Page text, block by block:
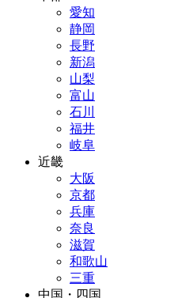
愛知
静岡
長野
新潟
山梨
富山
石川
福井
岐阜
近畿
大阪
京都
兵庫
奈良
滋賀
和歌山
三重
中国・四国